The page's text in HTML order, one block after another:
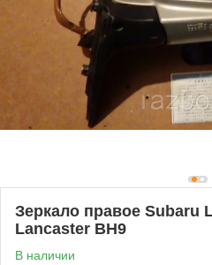
Зеркало правое Subaru
Lancaster BH9
В наличии